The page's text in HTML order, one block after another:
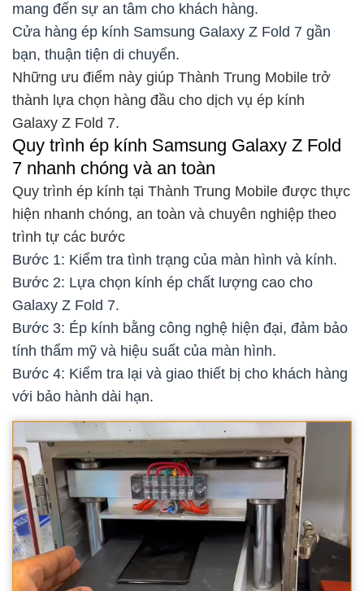
mang đến sự an tâm cho khách hàng.
Cửa hàng ép kính Samsung Galaxy Z Fold 7 gần
bạn, thuận tiện di chuyển.
Những ưu điểm này giúp Thành Trung Mobile trở
thành lựa chọn hàng đầu cho dịch vụ ép kính
Galaxy Z Fold 7.
Quy trình ép kính Samsung Galaxy Z Fold
7 nhanh chóng và an toàn
Quy trình ép kính tại Thành Trung Mobile được thực
hiện nhanh chóng, an toàn và chuyên nghiệp theo
trình tự các bước
Bước 1: Kiểm tra tình trạng của màn hình và kính.
Bước 2: Lựa chọn kính ép chất lượng cao cho
Galaxy Z Fold 7.
Bước 3: Ép kính bằng công nghệ hiện đại, đảm bảo
tính thẩm mỹ và hiệu suất của màn hình.
Bước 4: Kiểm tra lại và giao thiết bị cho khách hàng
với bảo hành dài hạn.